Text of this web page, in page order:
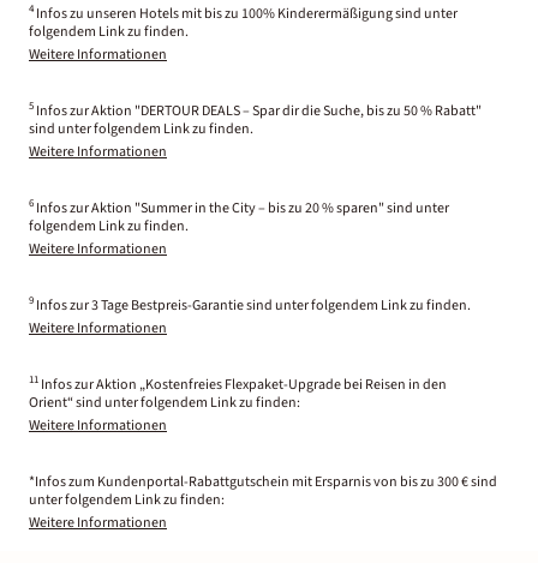
4 Infos zu unseren Hotels mit bis zu 100% Kinderermäßigung sind unter
folgendem Link zu finden.
Weitere Informationen
5 Infos zur Aktion "DERTOUR DEALS – Spar dir die Suche, bis zu 50 % Rabatt"
sind unter folgendem Link zu finden.
Weitere Informationen
6 Infos zur Aktion "Summer in the City – bis zu 20 % sparen" sind unter
folgendem Link zu finden.
Weitere Informationen
9 Infos zur 3 Tage Bestpreis-Garantie sind unter folgendem Link zu finden.
Weitere Informationen
11 Infos zur Aktion „Kostenfreies Flexpaket-Upgrade bei Reisen in den
Orient“ sind unter folgendem Link zu finden:
Weitere Informationen
*Infos zum Kundenportal-Rabattgutschein mit Ersparnis von bis zu 300 € sind
unter folgendem Link zu finden:
Weitere Informationen